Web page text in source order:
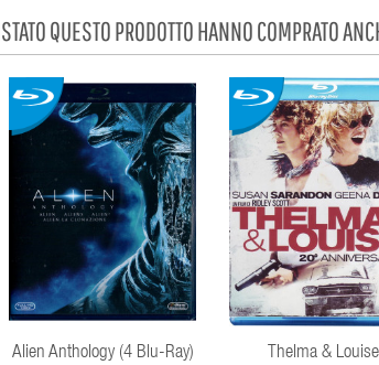
QUESTO PRODOTTO HANNO COMPRATO
Alien Anthology (4 Blu-Ray) Thelma & Louise